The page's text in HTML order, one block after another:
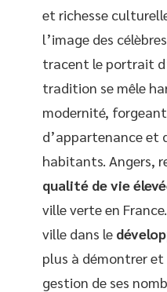
et richesse
l’image des célèbres
tracent le portrait
tradition se mêle
modernité,
d’appartenance et
habitants. Angers,
qualité de vie
ville verte en France.
ville dans le
plus à démontrer
gestion de ses